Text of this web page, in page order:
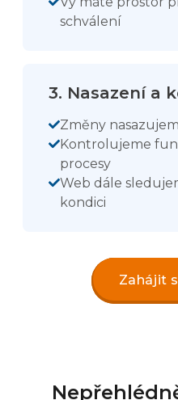
schválení
3. Nasazení a
Změny
Kontrolujeme
procesy
Web dále
kondici
Zahájit